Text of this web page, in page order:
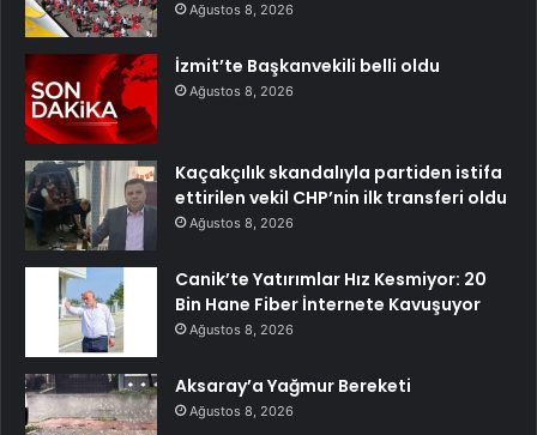
Ağustos 8, 2026
İzmit’te Başkanvekili belli oldu
Ağustos 8, 2026
Kaçakçılık skandalıyla partiden istifa
ettirilen vekil CHP’nin ilk transferi oldu
Ağustos 8, 2026
Canik’te Yatırımlar Hız Kesmiyor: 20
Bin Hane Fiber İnternete Kavuşuyor
Ağustos 8, 2026
Aksaray’a Yağmur Bereketi
Ağustos 8, 2026